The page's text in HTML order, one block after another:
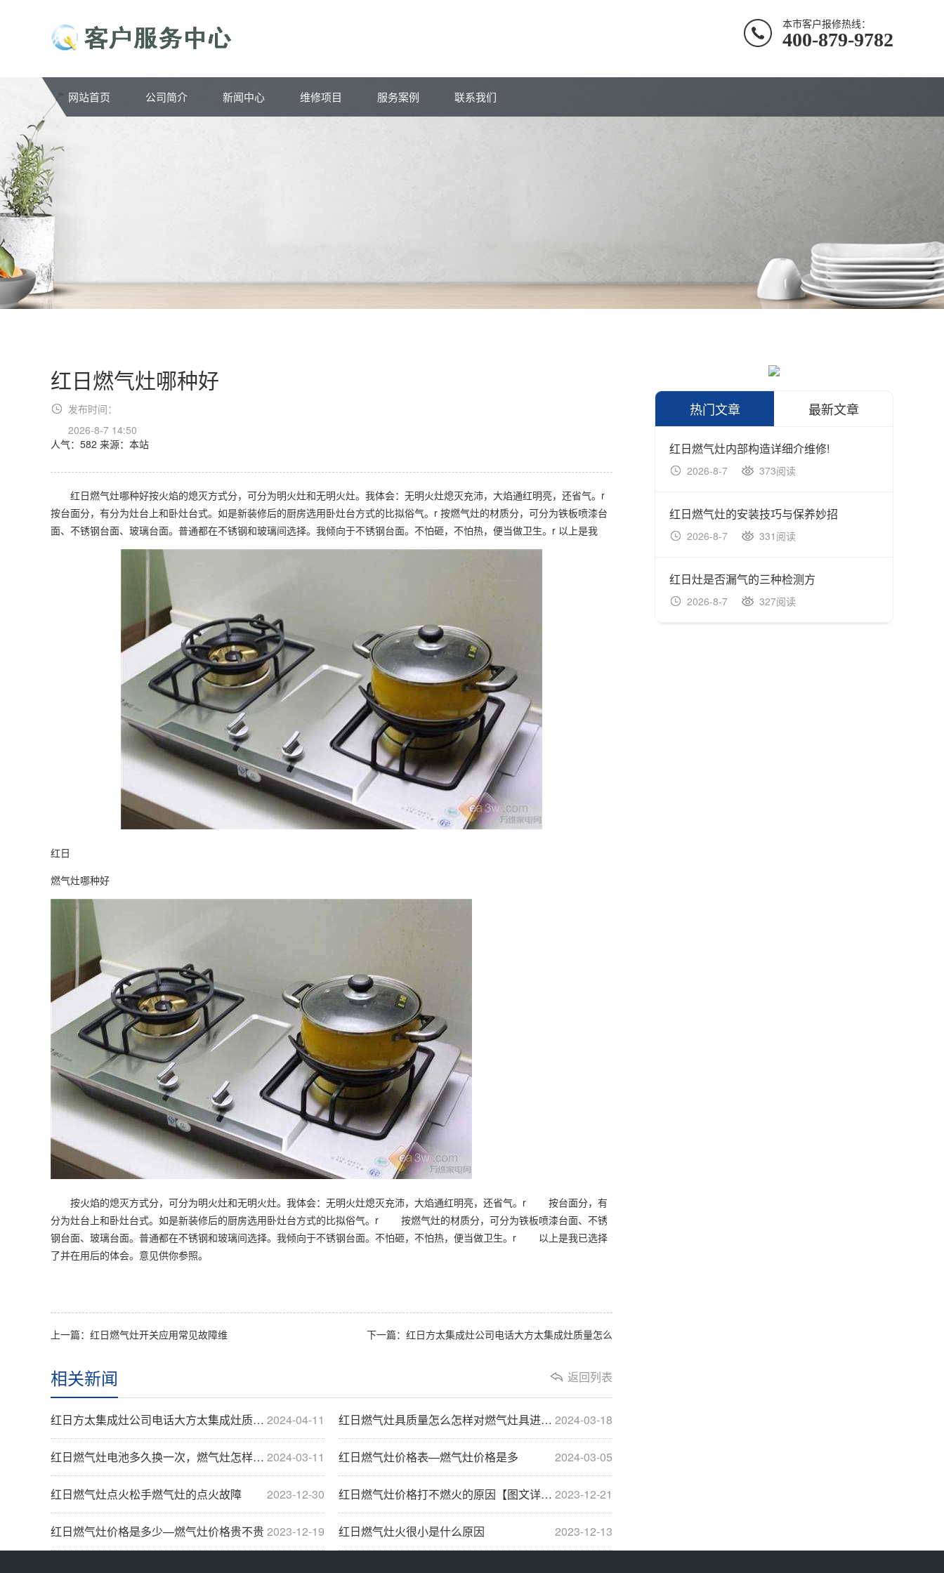
本市客户报修热线：
400-879-9782
网站首页 公司简介 新闻中心 维修项目 服务案例 联系我们
红日燃气灶哪种好
发布时间：
2026-8-7 14:50
人气：582 来源：本站
红日燃气灶哪种好按火焰的熄灭方式分，可分为明火灶和无明火灶。我体会：无明火灶熄灭充沛，大焰通红明亮，还省气。r
按台面分，有分为灶台上和卧灶台式。如是新装修后的厨房选用卧灶台方式的比拟俗气。r 按燃气灶的材质分，可分为铁板喷漆台
面、不锈钢台面、玻璃台面。普通都在不锈钢和玻璃间选择。我倾向于不锈钢台面。不怕砸，不怕热，便当做卫生。r 以上是我
红日
燃气灶哪种好
按火焰的熄灭方式分，可分为明火灶和无明火灶。我体会：无明火灶熄灭充沛，大焰通红明亮，还省气。r 按台面分，有
分为灶台上和卧灶台式。如是新装修后的厨房选用卧灶台方式的比拟俗气。r 按燃气灶的材质分，可分为铁板喷漆台面、不锈
钢台面、玻璃台面。普通都在不锈钢和玻璃间选择。我倾向于不锈钢台面。不怕砸，不怕热，便当做卫生。r 以上是我已选择
了并在用后的体会。意见供你参照。
上一篇：红日燃气灶开关应用常见故障维 下一篇：红日方太集成灶公司电话大方太集成灶质量怎么
返回列表
相关新闻
2024-04-11
红日方太集成灶公司电话大方太集成灶质量怎么 2024-03-18
红日燃气灶具质量怎么怎样对燃气灶具进行检维修···
2024-03-11
红日燃气灶电池多久换一次，燃气灶怎样更换电池 2024-03-05
红日燃气灶价格表—燃气灶价格是多
2023-12-30
红日燃气灶点火松手燃气灶的点火故障 2023-12-21
红日燃气灶价格打不燃火的原因【图文详解】
2023-12-19
红日燃气灶价格是多少—燃气灶价格贵不贵 2023-12-13
红日燃气灶火很小是什么原因
热门文章 最新文章
红日燃气灶内部构造详细介维修!
2026-8-7 373阅读
红日燃气灶的安装技巧与保养妙招
2026-8-7 331阅读
红日灶是否漏气的三种检测方
2026-8-7 327阅读